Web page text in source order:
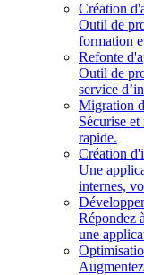
Création
Outil de
formation
Refonte
Outil de
service
Migration
Sécurise
rapide.
Création
Une
internes,
Répondez
une